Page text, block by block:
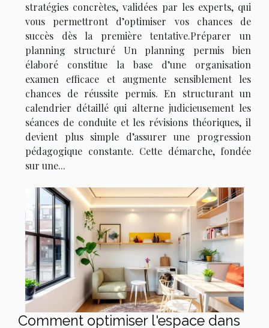
stratégies concrètes, validées par les experts, qui
vous permettront d’optimiser vos chances de
succès dès la première tentative.Préparer un
planning structuré Un planning permis bien
élaboré constitue la base d’une organisation
examen efficace et augmente sensiblement les
chances de réussite permis. En structurant un
calendrier détaillé qui alterne judicieusement les
séances de conduite et les révisions théoriques, il
devient plus simple d’assurer une progression
pédagogique constante. Cette démarche, fondée
sur une...
Comment optimiser l'espace dans